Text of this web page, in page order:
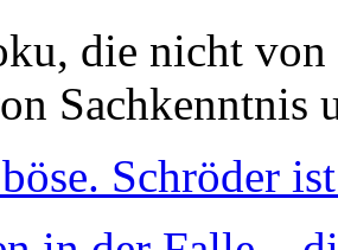
die nicht
Sachkenntnis
Schröder